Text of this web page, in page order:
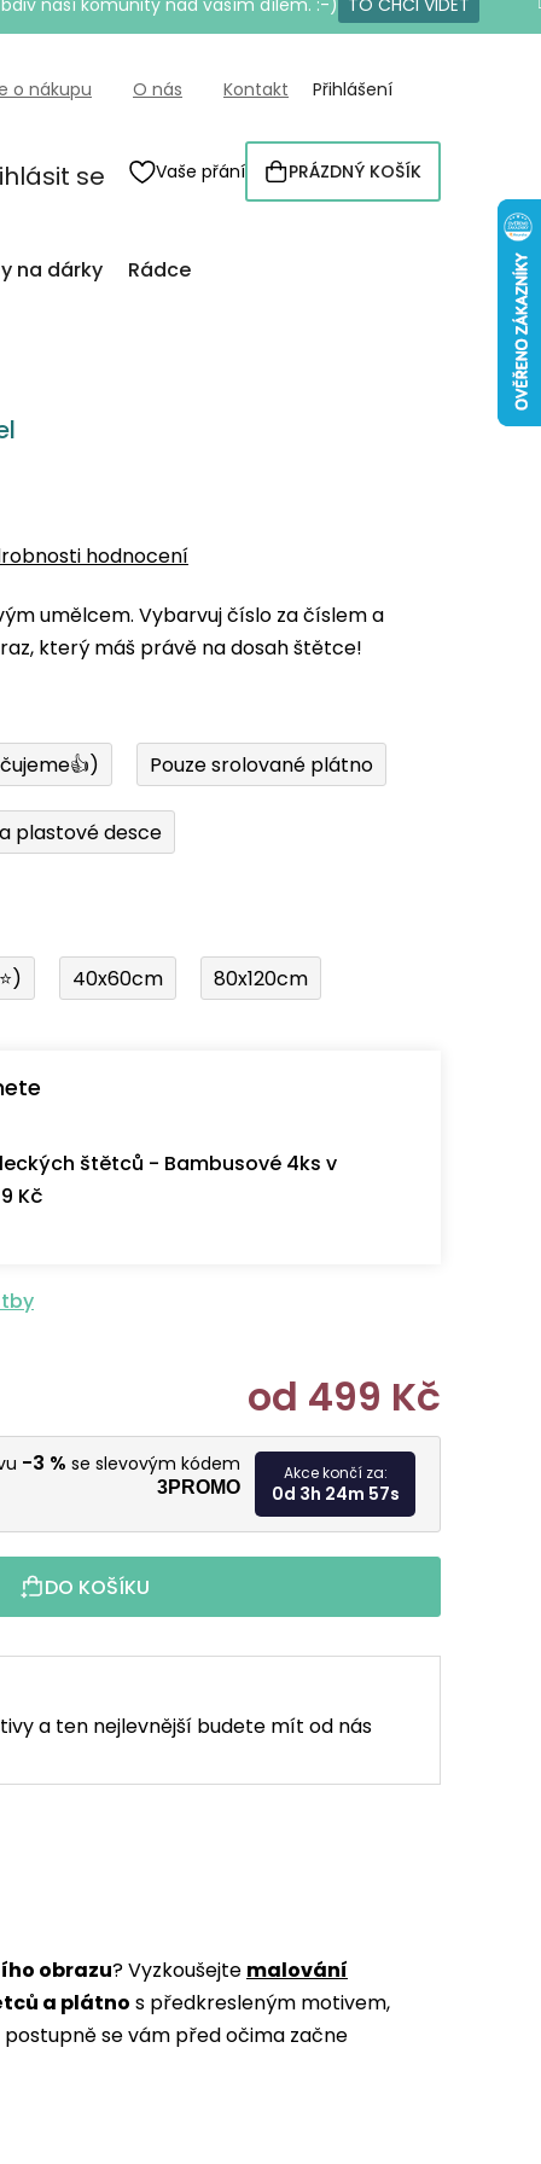
naší komunity nad vaším dílem. :-) TO CHCI VIDĚT
o nákupu O nás Kontakt Přihlášení
se Vaše přání
NÁKUPNÍ
KOŠÍK
PRÁZDNÝ KOŠÍK
na dárky Rádce
hodnocení
umělcem. Vybarvuj číslo za číslem a
který máš právě na dosah štětce!
Pouze srolované plátno
plastové desce
40x60cm 80x120cm
štětců - Bambusové 4ks v
Kč
od 499 Kč
Měrná
-3 % se slevovým kódem
3PROMO
Akce končí za:
0d 3h 24m 55s
DO KOŠÍKU
a ten nejlevnější budete mít od nás
obrazu? Vyzkoušejte malování
a plátno s předkresleným motivem,
se vám před očima začne